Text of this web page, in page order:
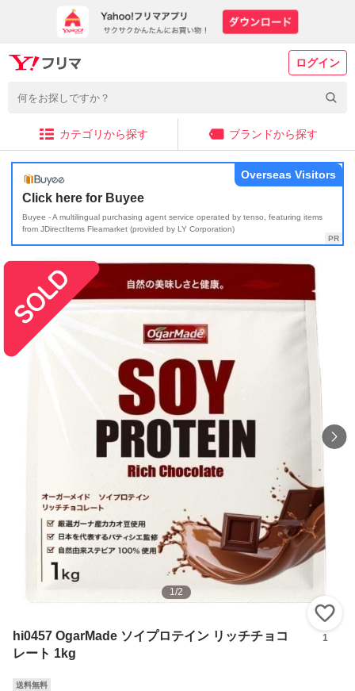
ログイン
カテゴリから探す ブランドから探す
Click here for Buyee
Buyee - A multilingual purchasing agent service operated by tenso, featuring items
from JDirectItems Fleamarket (provided by LY Corporation)
Overseas Visitors
1/2
hi0457 OgarMade ソイプロテイン リッチチョコ
レート 1kg
1
送料無料